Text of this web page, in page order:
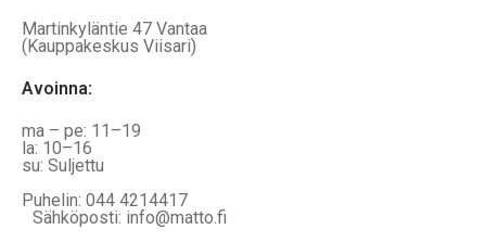
Martinkyläntie 47 Vantaa
(Kauppakeskus Viisari)
Avoinna:
ma – pe: 11–19
la: 10–16
su: Suljettu
Puhelin: 044 4214417
Sähköposti: info@matto.fi